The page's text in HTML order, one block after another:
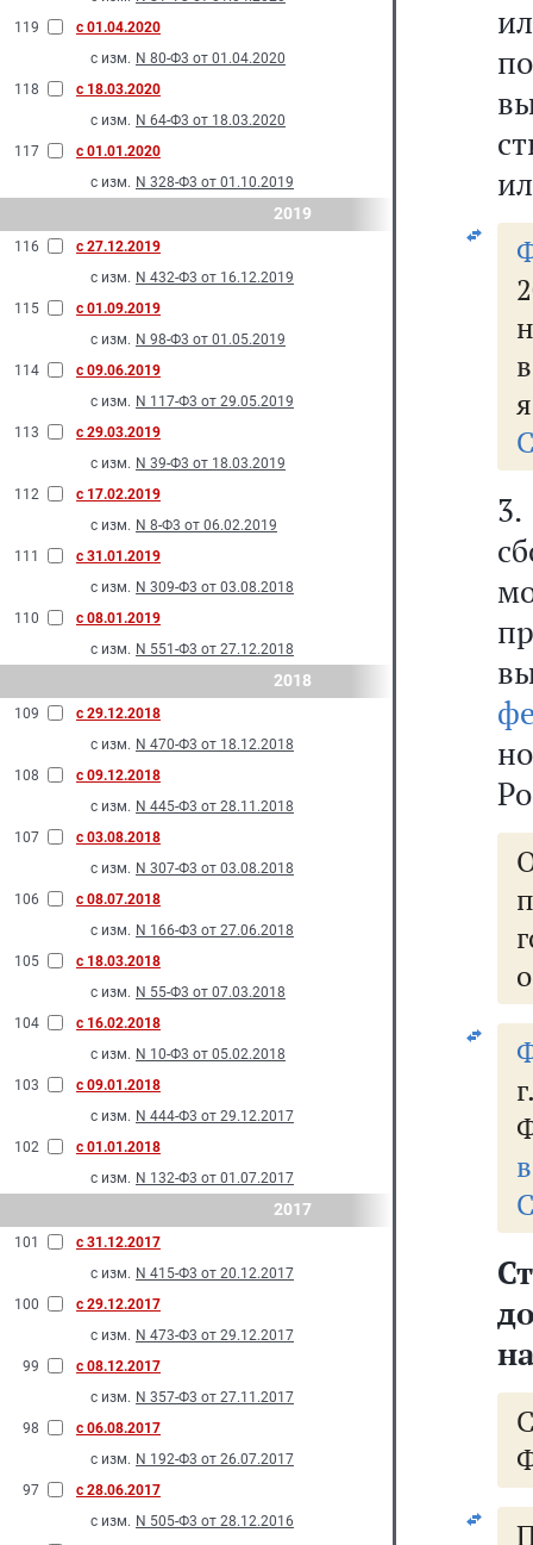
119
с 01.04.2020
с изм. N 80-Ф3 от 01.04.2020
118
с 18.03.2020
с изм. N 64-Ф3 от 18.03.2020
117
с 01.01.2020
с изм. N 328-Ф3 от 01.10.2019
2019
116
с 27.12.2019
с изм. N 432-Ф3 от 16.12.2019
115
с 01.09.2019
с изм. N 98-Ф3 от 01.05.2019
114
с 09.06.2019
с изм. N 117-Ф3 от 29.05.2019
113
с 29.03.2019
с изм. N 39-Ф3 от 18.03.2019
112
с 17.02.2019
с изм. N 8-Ф3 от 06.02.2019
111
с 31.01.2019
с изм. N 309-Ф3 от 03.08.2018
110
с 08.01.2019
с изм. N 551-Ф3 от 27.12.2018
2018
109
с 29.12.2018
с изм. N 470-Ф3 от 18.12.2018
108
с 09.12.2018
с изм. N 445-Ф3 от 28.11.2018
107
с 03.08.2018
с изм. N 307-Ф3 от 03.08.2018
106
с 08.07.2018
с изм. N 166-Ф3 от 27.06.2018
105
с 18.03.2018
с изм. N 55-Ф3 от 07.03.2018
104
с 16.02.2018
с изм. N 10-Ф3 от 05.02.2018
103
с 09.01.2018
с изм. N 444-Ф3 от 29.12.2017
102
с 01.01.2018
с изм. N 132-Ф3 от 01.07.2017
2017
101
с 31.12.2017
с изм. N 415-Ф3 от 20.12.2017
100
с 29.12.2017
с изм. N 473-Ф3 от 29.12.2017
99
с 08.12.2017
с изм. N 357-Ф3 от 27.11.2017
98
с 06.08.2017
с изм. N 192-Ф3 от 26.07.2017
97
с 28.06.2017
с изм. N 505-Ф3 от 28.12.2016